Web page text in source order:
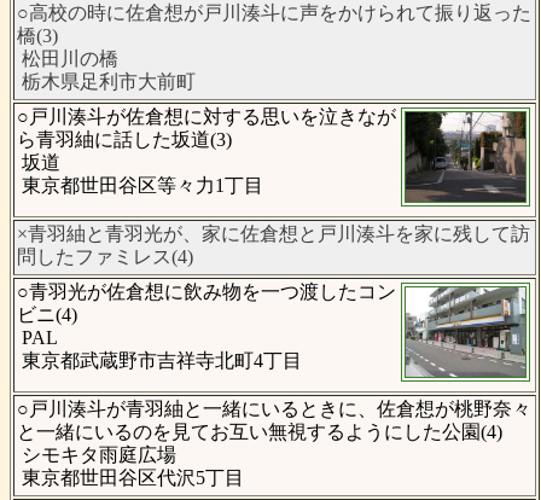
○高校の時に佐倉想が戸川湊斗に声をかけられて振り返った
橋(3)
松田川の橋
栃木県足利市大前町
○戸川湊斗が佐倉想に対する思いを泣きなが
ら青羽紬に話した坂道(3)
坂道
東京都世田谷区等々力1丁目
×青羽紬と青羽光が、家に佐倉想と戸川湊斗を家に残して訪
問したファミレス(4)
○青羽光が佐倉想に飲み物を一つ渡したコン
ビニ(4)
PAL
東京都武蔵野市吉祥寺北町4丁目
○戸川湊斗が青羽紬と一緒にいるときに、佐倉想が桃野奈々
と一緒にいるのを見てお互い無視するようにした公園(4)
シモキタ雨庭広場
東京都世田谷区代沢5丁目